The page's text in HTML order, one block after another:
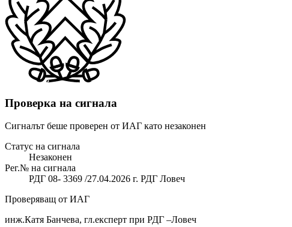
Проверка на сигнала
Сигналът беше проверен от ИАГ като незаконен
Статус на сигнала
Незаконен
Рег.№ на сигнала
РДГ 08- 3369 /27.04.2026 г. РДГ Ловеч
Проверяващ от ИАГ
инж.Катя Банчева, гл.експерт при РДГ –Ловеч